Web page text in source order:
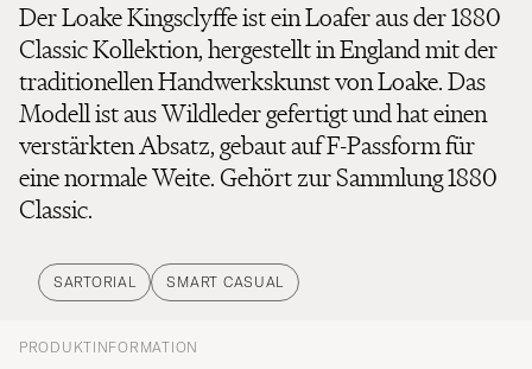
Der Loake Kingsclyffe ist ein Loafer aus der 1880
Classic Kollektion, hergestellt in England mit der
traditionellen Handwerkskunst von Loake. Das
Modell ist aus Wildleder gefertigt und hat einen
verstärkten Absatz, gebaut auf F-Passform für
eine normale Weite. Gehört zur Sammlung 1880
Classic.
SARTORIAL SMART CASUAL
PRODUKTINFORMATION